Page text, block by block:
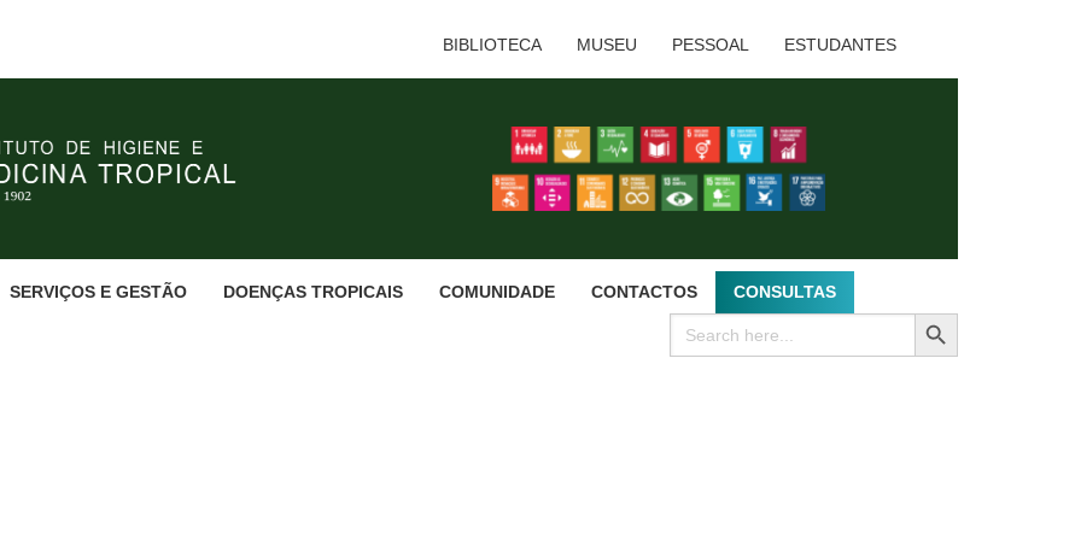
BIBLIOTECA MUSEU PESSOAL ESTUDANTES
SERVIÇOS E GESTÃO DOENÇAS TROPICAIS COMUNIDADE CONTACTOS CONSULTAS
Search
for:
SEARCH BUTTON